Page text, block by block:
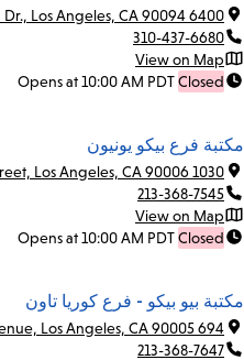
6400 Playa Vista Dr., Los Angeles, CA 90094
310-437-6680
View on Map
Closed
Opens at 10:00 AM PDT
مكتبة فرع بيكو يونيون
1030 S. Alvarado Street, Los Angeles, CA 90006
213-368-7545
View on Map
Closed
Opens at 10:00 AM PDT
مكتبة بيو بيكو - فرع كوريا تاون
694 S. Oxford Avenue, Los Angeles, CA 90005
213-368-7647